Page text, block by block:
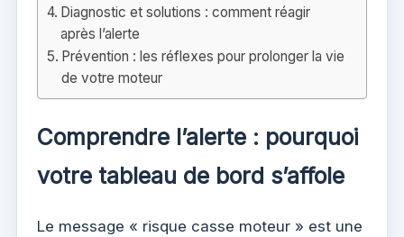
Diagnostic et solutions : comment réagir
après l’alerte
Prévention : les réflexes pour prolonger la vie
de votre moteur
Comprendre l’alerte : pourquoi
votre tableau de bord s’affole
Le message « risque casse moteur » est une